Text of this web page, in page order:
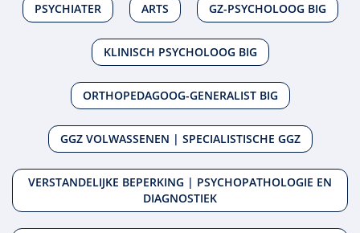
PSYCHIATER ARTS GZ-PSYCHOLOOG BIG
KLINISCH PSYCHOLOOG BIG
ORTHOPEDAGOOG-GENERALIST BIG
GGZ VOLWASSENEN | SPECIALISTISCHE GGZ
VERSTANDELIJKE BEPERKING | PSYCHOPATHOLOGIE EN
DIAGNOSTIEK